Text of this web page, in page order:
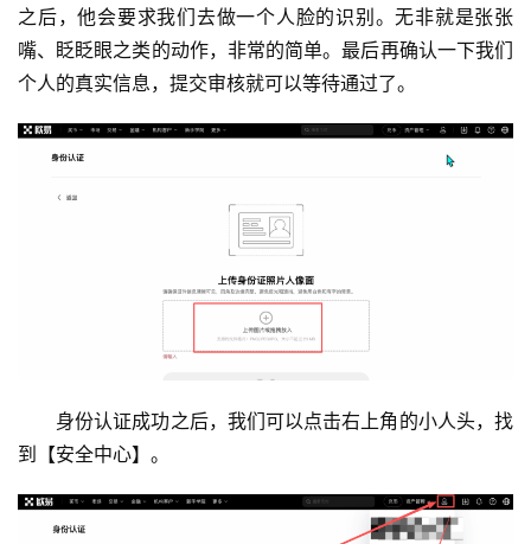
之后，他会要求我们去做一个人脸的识别。无非就是张张
嘴、眨眨眼之类的动作，非常的简单。最后再确认一下我们
个人的真实信息，提交审核就可以等待通过了。
身份认证成功之后，我们可以点击右上角的小人头，找
到【安全中心】。